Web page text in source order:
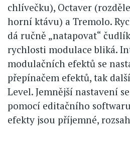
chlívečku), Octaver
horní ktávu) a Tremolo.
dá ručně „natapovat“
rychlosti modulace bliká.
modulačních efektů se
přepínačem efektů, tak
Level. Jemnější nastavení
pomocí editačního
efekty jsou příjemné,